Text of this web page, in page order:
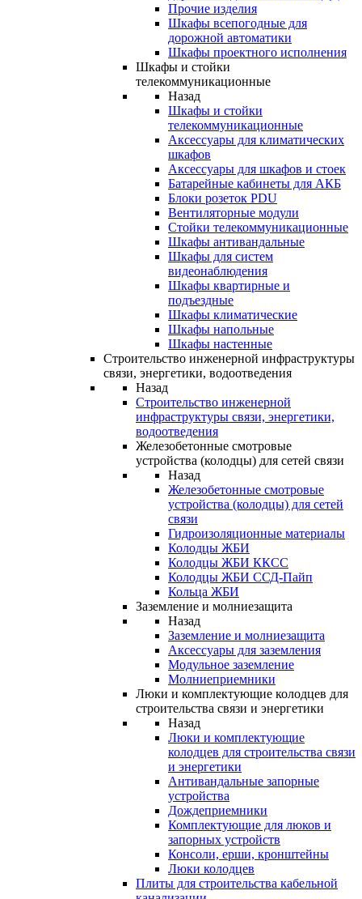
Прочие изделия
Шкафы всепогодные для
дорожной автоматики
Шкафы проектного исполнения
Шкафы и стойки
телекоммуникационные
Назад
Шкафы и стойки
телекоммуникационные
Аксессуары для климатических
шкафов
Аксессуары для шкафов и стоек
Батарейные кабинеты для АКБ
Блоки розеток PDU
Вентиляторные модули
Стойки телекоммуникационные
Шкафы антивандальные
Шкафы для систем
видеонаблюдения
Шкафы квартирные и
подъездные
Шкафы климатические
Шкафы напольные
Шкафы настенные
Строительство инженерной инфраструктуры
связи, энергетики, водоотведения
Назад
Строительство инженерной
инфраструктуры связи, энергетики,
водоотведения
Железобетонные смотровые
устройства (колодцы) для сетей связи
Назад
Железобетонные смотровые
устройства (колодцы) для сетей
связи
Гидроизоляционные материалы
Колодцы ЖБИ
Колодцы ЖБИ ККСС
Колодцы ЖБИ ССД-Пайп
Кольца ЖБИ
Заземление и молниезащита
Назад
Заземление и молниезащита
Аксессуары для заземления
Модульное заземление
Молниеприемники
Люки и комплектующие колодцев для
строительства связи и энергетики
Назад
Люки и комплектующие
колодцев для строительства связи
и энергетики
Антивандальные запорные
устройства
Дождеприемники
Комплектующие для люков и
запорных устройств
Консоли, ерши, кронштейны
Люки колодцев
Плиты для строительства кабельной